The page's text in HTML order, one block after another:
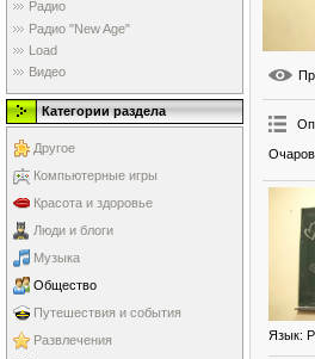
Радио
Радио "New Age"
Load
Видео
Категории раздела
Другое
Компьютерные игры
Красота и здоровье
Люди и блоги
Музыка
Общество
Путешествия и события
Развлечения
Язык: